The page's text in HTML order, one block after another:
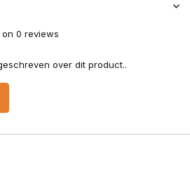
on 0 reviews
over dit product..